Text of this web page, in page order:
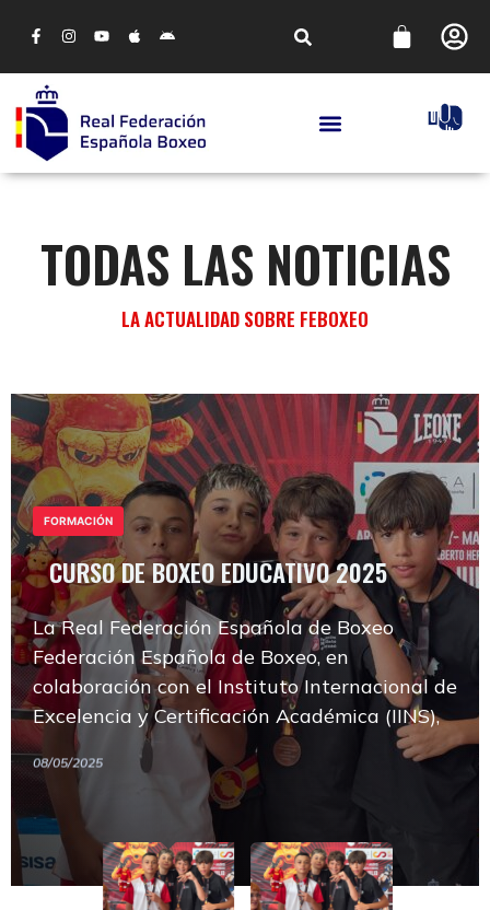
TODAS LAS NOTICIAS
LA ACTUALIDAD SOBRE FEBOXEO
CURSO DE BOXEO EDUCATIVO 2025
La Real Federación Española de Boxeo
Federación Española de Boxeo, en
colaboración con el Instituto Internacional de
Excelencia y Certificación Académica (IINS),
08/05/2025
FORMACIÓN
CURSO DE BOXEO EDUCATIVO 2025
La Real Federación Española de Boxeo
Federación Española de Boxeo, en
colaboración con el Instituto Internacional de
Excelencia y Certificación Académica (IINS),
08/05/2025
FORMACIÓN
CURSO DE BOXEO EDUCATIVO 2025
La Real Federación Española de Boxeo
Federación Española de Boxeo, en
colaboración con el Instituto Internacional de
Excelencia y Certificación Académica (IINS),
08/05/2025